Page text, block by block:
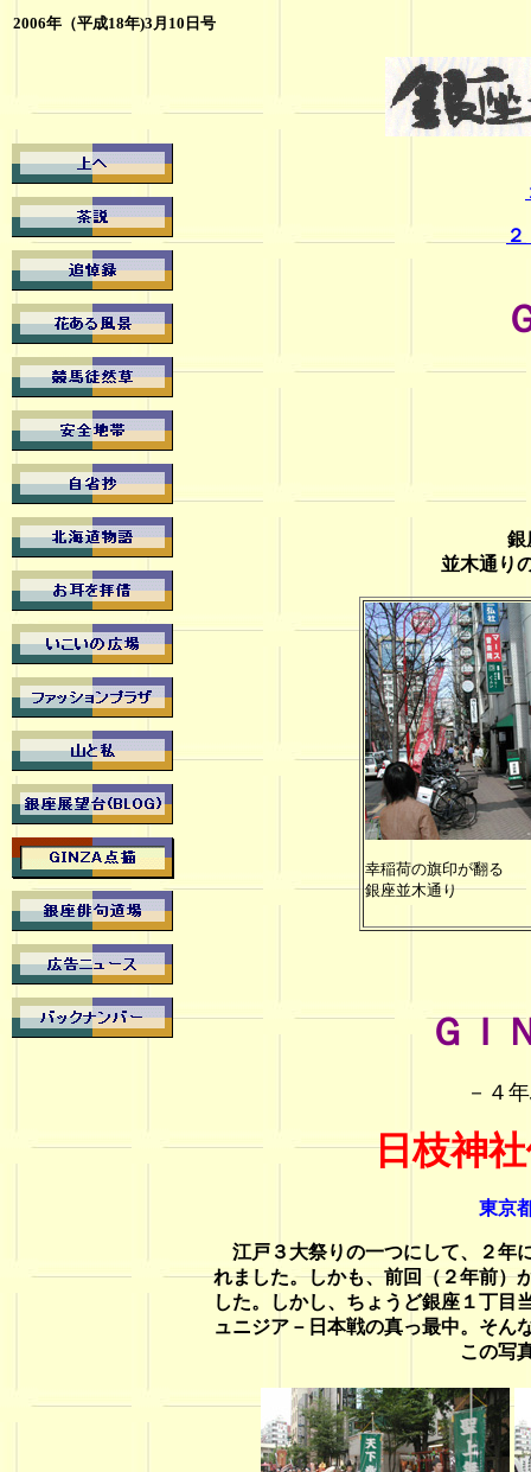
2006年（平成18年)3月10日号
銀
並木通り
幸稲荷の旗印が翻る
銀座並木通り
ＧＩ
－４
日枝神
東京
江戸３大祭りの一つにして、２年
れました。しかも、前回（２年前）
した。しかし、ちょうど銀座１丁目
ュニジア－日本戦の真っ最中。そん
この写